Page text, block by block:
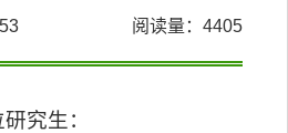
08:53 阅读量： 4405
究生：